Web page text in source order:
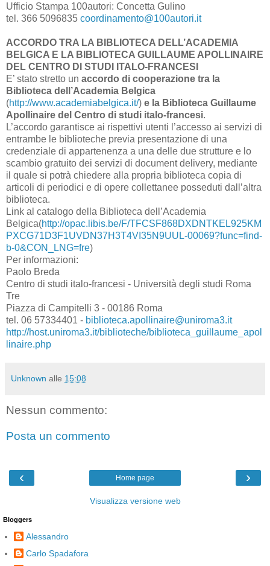
Ufficio Stampa 100autori: Concetta Gulino
tel. 366 5096835 coordinamento@100autori.it
ACCORDO TRA LA BIBLIOTECA DELL’ACADEMIA
BELGICA E LA BIBLIOTECA GUILLAUME APOLLINAIRE
DEL CENTRO DI STUDI ITALO-FRANCESI
E’ stato stretto un accordo di cooperazione tra la
Biblioteca dell’Academia Belgica
(http://www.academiabelgica.it/) e la Biblioteca Guillaume
Apollinaire del Centro di studi italo-francesi.
L’accordo garantisce ai rispettivi utenti l’accesso ai servizi di
entrambe le biblioteche previa presentazione di una
credenziale di appartenenza a una delle due strutture e lo
scambio gratuito dei servizi di document delivery, mediante
il quale si potrà chiedere alla propria biblioteca copia di
articoli di periodici e di opere collettanee posseduti dall’altra
biblioteca.
Link al catalogo della Biblioteca dell’Academia
Belgica(http://opac.libis.be/F/TFCSF868DXDNTKEL925KM
PXCG71D3F1UVDN37H3T4VI35N9UUL-00069?func=find-
b-0&CON_LNG=fre)
Per informazioni:
Paolo Breda
Centro di studi italo-francesi - Università degli studi Roma
Tre
Piazza di Campitelli 3 - 00186 Roma
tel. 06 57334401 - biblioteca.apollinaire@uniroma3.it
http://host.uniroma3.it/biblioteche/biblioteca_guillaume_apol
linaire.php
Unknown alle 15:08
Nessun commento:
Posta un commento
‹ ›
Home page
Visualizza versione web
Bloggers
Alessandro
Carlo Spadafora